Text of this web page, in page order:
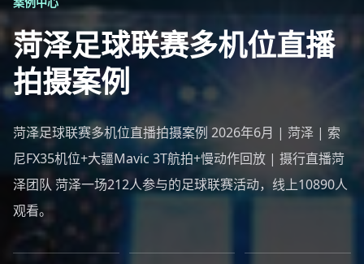
菏泽足球联赛多机位直播
拍摄案例
菏泽足球联赛多机位直播拍摄案例 2026年6月 | 菏泽 | 索
尼FX35机位+大疆Mavic 3T航拍+慢动作回放 | 摄行直播菏
泽团队 菏泽一场212人参与的足球联赛活动，线上10890人
观看。